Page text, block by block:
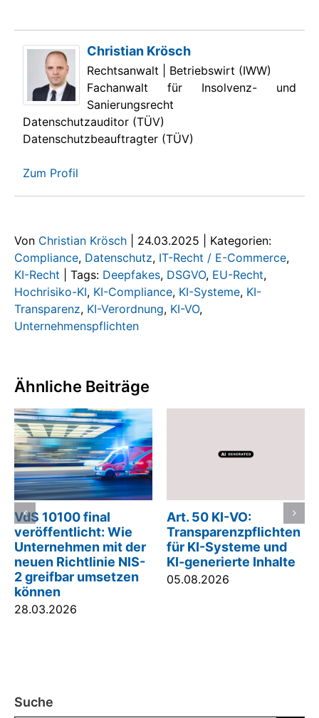
Christian Krösch
Rechtsanwalt | Betriebswirt (IWW)
Fachanwalt für Insolvenz- und
Sanierungsrecht
Datenschutzauditor (TÜV)
Datenschutzbeauftragter (TÜV)
Zum Profil
Von Christian Krösch 24.03.2025
Kategorien:
Compliance, Datenschutz, IT-Recht / E-Commerce,
KI-Recht
Tags: Deepfakes, DSGVO, EU-Recht,
Hochrisiko-KI, KI-Compliance, KI-Systeme, KI-
Transparenz, KI-Verordnung, KI-VO,
Unternehmenspflichten
Ähnliche Beiträge
VdS 10100 final
veröffentlicht: Wie
Unternehmen mit der
neuen Richtlinie NIS-
2 greifbar umsetzen
können
28.03.2026
Art. 50 KI-VO:
Transparenzpflichten
für KI-Systeme und
KI-generierte Inhalte
05.08.2026
Suche